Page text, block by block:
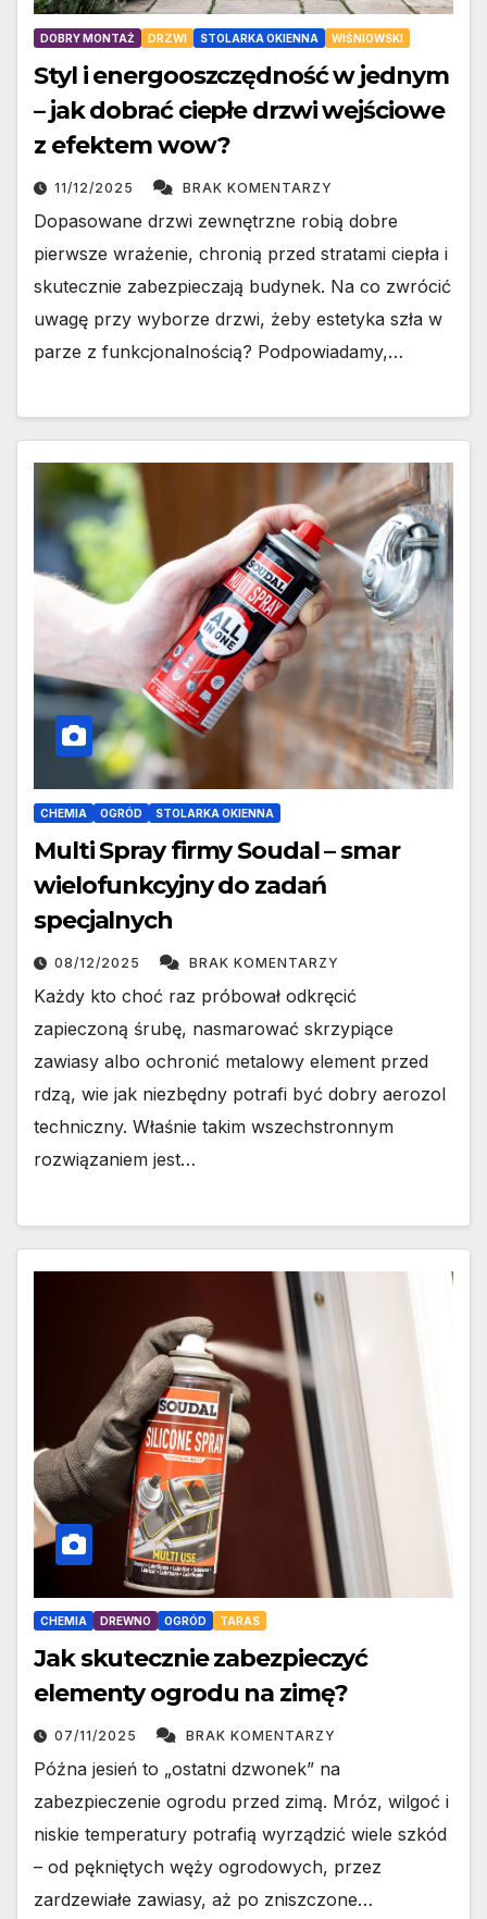
DOBRY MONTAŻ DRZWI STOLARKA OKIENNA WIŚNIOWSKI
Styl i energooszczędność w jednym
– jak dobrać ciepłe drzwi wejściowe
z efektem wow?
11/12/2025 BRAK KOMENTARZY
Dopasowane drzwi zewnętrzne robią dobre
pierwsze wrażenie, chronią przed stratami ciepła i
skutecznie zabezpieczają budynek. Na co zwrócić
uwagę przy wyborze drzwi, żeby estetyka szła w
parze z funkcjonalnością? Podpowiadamy,…
CHEMIA OGRÓD STOLARKA OKIENNA
Multi Spray firmy Soudal – smar
wielofunkcyjny do zadań
specjalnych
08/12/2025 BRAK KOMENTARZY
Każdy kto choć raz próbował odkręcić
zapieczoną śrubę, nasmarować skrzypiące
zawiasy albo ochronić metalowy element przed
rdzą, wie jak niezbędny potrafi być dobry aerozol
techniczny. Właśnie takim wszechstronnym
rozwiązaniem jest…
CHEMIA DREWNO OGRÓD TARAS
Jak skutecznie zabezpieczyć
elementy ogrodu na zimę?
07/11/2025 BRAK KOMENTARZY
Późna jesień to „ostatni dzwonek” na
zabezpieczenie ogrodu przed zimą. Mróz, wilgoć i
niskie temperatury potrafią wyrządzić wiele szkód
– od pękniętych węży ogrodowych, przez
zardzewiałe zawiasy, aż po zniszczone…